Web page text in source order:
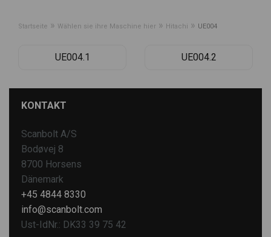
Startseite » Wählen sie ihre Maschine hier » Hitachi » UE004
UE004.1 UE004.2
KONTAKT
Scanbolt A/S
Bodøvej 8
8700 Horsens
Dänemark
+45 4844 8330
info@scanbolt.com
Ust-IdNr.: DK33 39 75 42